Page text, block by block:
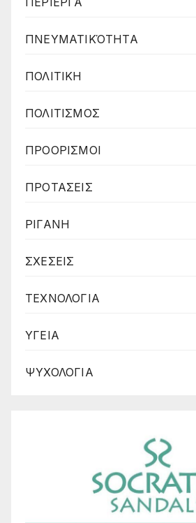
ΠΝΕΥΜΑΤΙΚΌΤΗΤΑ
ΠΟΛΙΤΙΚΗ
ΠΟΛΙΤΙΣΜΟΣ
ΠΡΟΟΡΙΣΜΟΙ
ΠΡΟΤΑΣΕΙΣ
ΡΙΓΑΝΗ
ΣΧΕΣΕΙΣ
ΤΕΧΝΟΛΟΓΙΑ
ΥΓΕΙΑ
ΨΥΧΟΛΟΓΙΑ